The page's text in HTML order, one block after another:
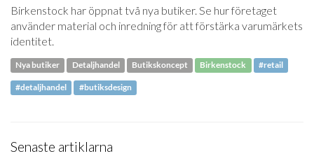
Birkenstock har öppnat två nya butiker. Se hur företaget
använder material och inredning för att förstärka varumärkets
identitet.
Nya butiker Detaljhandel Butikskoncept Birkenstock #retail
#detaljhandel #butiksdesign
Senaste artiklarna